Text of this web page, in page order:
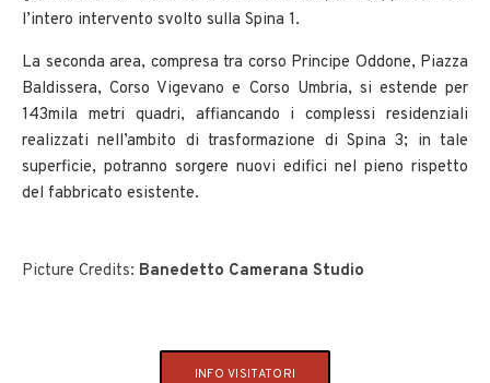
l’intero intervento svolto sulla Spina 1.
La seconda area, compresa tra corso Principe Oddone, Piazza
Baldissera, Corso Vigevano e Corso Umbria, si estende per
143mila metri quadri, affiancando i complessi residenziali
realizzati nell’ambito di trasformazione di Spina 3; in tale
superficie, potranno sorgere nuovi edifici nel pieno rispetto
del fabbricato esistente.
Picture Credits: Banedetto Camerana Studio
INFO VISITATORI